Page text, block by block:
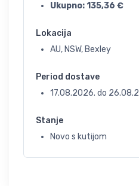
Ukupno:135,36 €
Lokacija
AU, NSW, Bexley
Period dostave
17.08.2026. do
Stanje
Novo s kutijom